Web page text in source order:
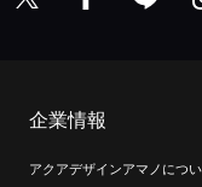
企業情報
アクアデザインアマノにつ